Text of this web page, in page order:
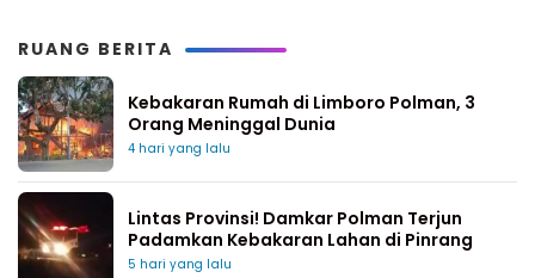
RUANG BERITA
Kebakaran Rumah di Limboro Polman, 3
Orang Meninggal Dunia
4 hari yang lalu
Lintas Provinsi! Damkar Polman Terjun
Padamkan Kebakaran Lahan di Pinrang
5 hari yang lalu